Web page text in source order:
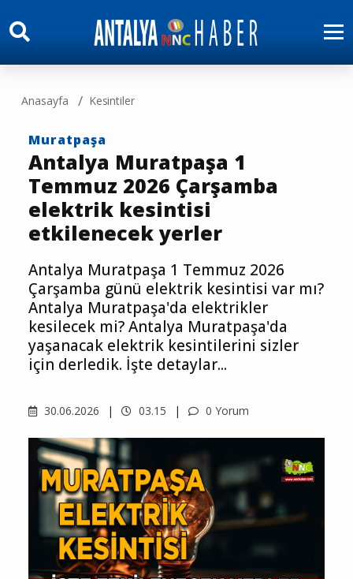
Anasayfa Kesintiler
Muratpaşa
Antalya Muratpaşa 1
Temmuz 2026 Çarşamba
elektrik kesintisi
etkilenecek yerler
Antalya Muratpaşa 1 Temmuz 2026
Çarşamba günü elektrik kesintisi var mı?
Antalya Muratpaşa'da elektrikler
kesilecek mi? Antalya Muratpaşa'da
yaşanacak elektrik kesintilerini sizler
için derledik. İşte detaylar...
30.06.2026 03.15 0 Yorum